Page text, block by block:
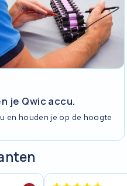
je Qwic accu.
en houden je op de hoogte